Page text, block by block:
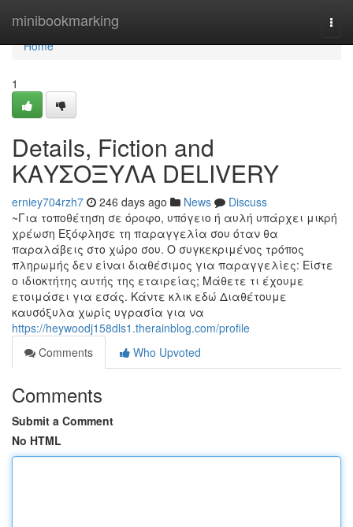
minibookmarking
Home
Home
1
Details, Fiction and
ΚΑΥΣΟΞΥΛΑ DELIVERY
erniey704rzh7 246 days ago News
Discuss
~Για τοποθέτηση σε όροφο, υπόγειο ή αυλή υπάρχει μικρή
χρέωση Εξόφλησε τη παραγγελία σου όταν θα
παραλάβεις στο χώρο σου. Ο συγκεκριμένος τρόπος
πληρωμής δεν είναι διαθέσιμος για παραγγελίες: Είστε
ο ιδιοκτήτης αυτής της εταιρείας; Μάθετε τι έχουμε
ετοιμάσει για εσάς. Κάντε κλικ εδώ Διαθέτουμε
καυσόξυλα χωρίς υγρασία για να
https://heywoodj158dls1.therainblog.com/profile
Comments
Who Upvoted
Comments
Submit a Comment
No HTML